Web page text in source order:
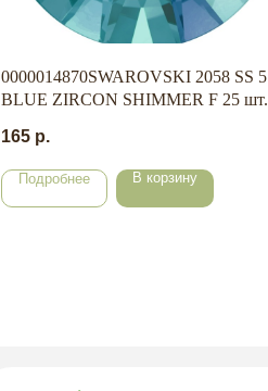
0000014870SWAROVSKI 2058 SS 5
BLUE ZIRCON SHIMMER F 25 шт.
165 р.
Подробнее В корзину